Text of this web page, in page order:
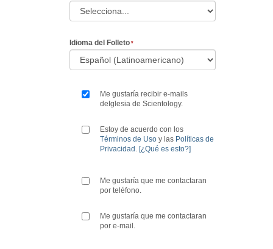
Idioma del Folleto
Me gustaría recibir e-mails
deIglesia de Scientology.
Estoy de acuerdo con los
Términos de Uso y las Políticas de
Privacidad
[¿Qué es esto?]
Me gustaría que me contactaran
por teléfono.
Me gustaría que me contactaran
por e-mail.